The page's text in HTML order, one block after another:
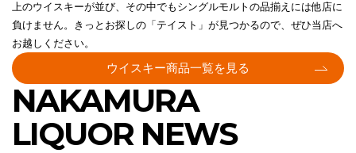
上のウイスキーが並び、その中でもシングルモルトの品揃えには他店に
負けません。きっとお探しの「テイスト」が見つかるので、ぜひ当店へ
お越しください。
ウイスキー商品一覧を見る
NAKAMURA
LIQUOR NEWS